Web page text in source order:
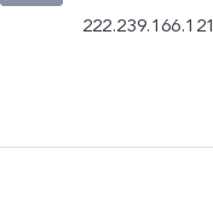
222.239.166.121